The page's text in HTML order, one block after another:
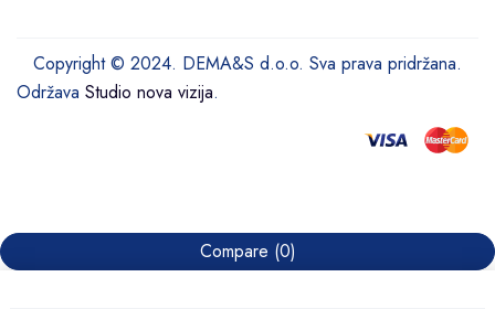
Copyright © 2024. DEMA&S d.o.o. Sva prava pridržana.
Održava Studio nova vizija.
Compare (0)